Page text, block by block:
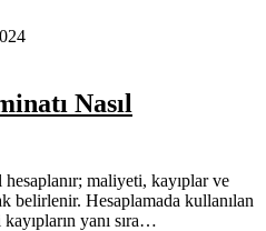
Nasıl
hesaplanır; maliyeti, kayıplar ve
belirlenir. Hesaplamada kullanılan
yanı sıra…